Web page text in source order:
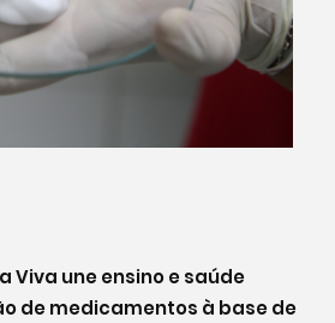
Viva une ensino e saúde
de medicamentos à base de